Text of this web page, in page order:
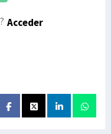
Acceder